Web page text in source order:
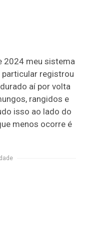
2024 meu sistema
registrou
aí por volta
rangidos e
isso ao lado do
menos ocorre é